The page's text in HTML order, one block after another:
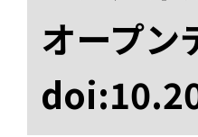
オープン